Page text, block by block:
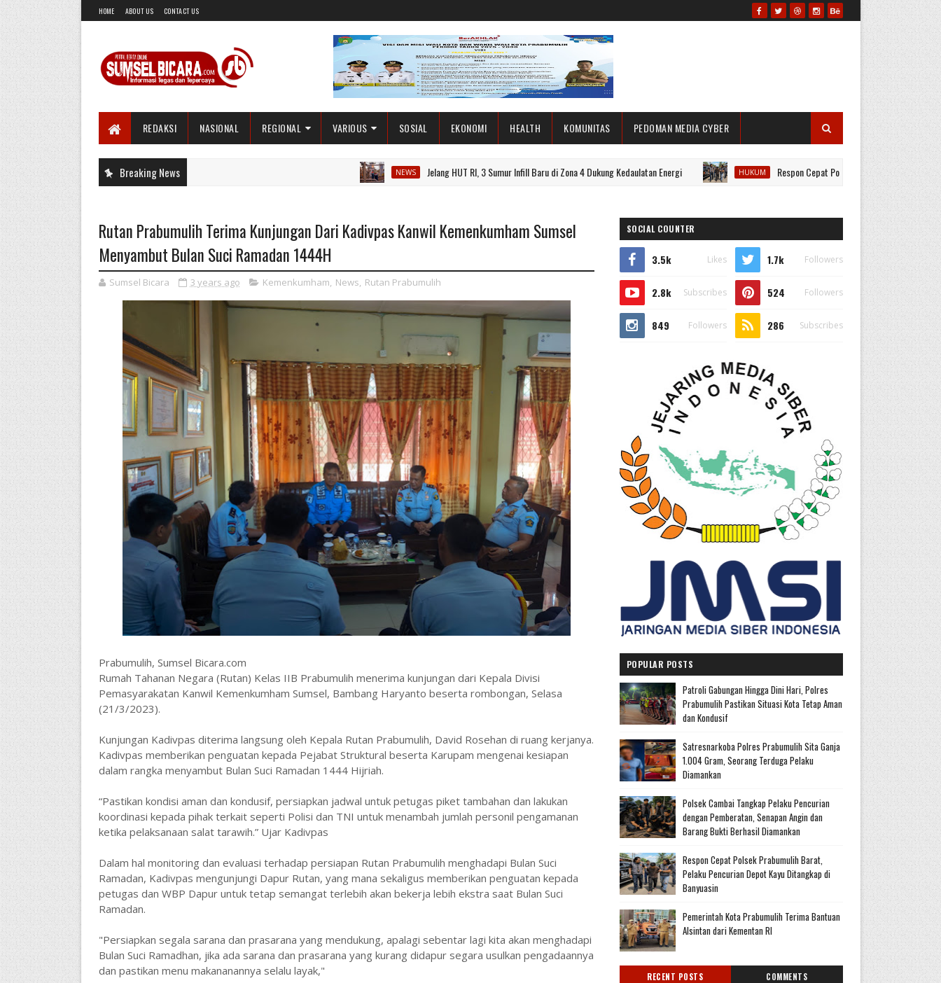
HOME ABOUT US CONTACT US
REDAKSI NASIONAL REGIONAL VARIOUS SOSIAL EKONOMI HEALTH KOMUNITAS PEDOMAN MEDIA CYBER
Breaking News NEWS Jelang HUT RI, 3 Sumur Infill Baru di Zona 4 Dukung Kedaulatan Energi HUKUM Respon Cepat Polsek Prabumulih Barat, Pelaku
Rutan Prabumulih Terima Kunjungan Dari Kadivpas Kanwil Kemenkumham Sumsel
Menyambut Bulan Suci Ramadan 1444H
Sumsel Bicara 3 years ago Kemenkumham, News, Rutan Prabumulih
Prabumulih, Sumsel Bicara.com
Rumah Tahanan Negara (Rutan) Kelas IIB Prabumulih menerima kunjungan dari Kepala Divisi
Pemasyarakatan Kanwil Kemenkumham Sumsel, Bambang Haryanto beserta rombongan, Selasa
(21/3/2023).
Kunjungan Kadivpas diterima langsung oleh Kepala Rutan Prabumulih, David Rosehan di ruang kerjanya.
Kadivpas memberikan penguatan kepada Pejabat Struktural beserta Karupam mengenai kesiapan
dalam rangka menyambut Bulan Suci Ramadan 1444 Hijriah.
“Pastikan kondisi aman dan kondusif, persiapkan jadwal untuk petugas piket tambahan dan lakukan
koordinasi kepada pihak terkait seperti Polisi dan TNI untuk menambah jumlah personil pengamanan
ketika pelaksanaan salat tarawih.” Ujar Kadivpas
Dalam hal monitoring dan evaluasi terhadap persiapan Rutan Prabumulih menghadapi Bulan Suci
Ramadan, Kadivpas mengunjungi Dapur Rutan, yang mana sekaligus memberikan penguatan kepada
petugas dan WBP Dapur untuk tetap semangat terlebih akan bekerja lebih ekstra saat Bulan Suci
Ramadan.
"Persiapkan segala sarana dan prasarana yang mendukung, apalagi sebentar lagi kita akan menghadapi
Bulan Suci Ramadhan, jika ada sarana dan prasarana yang kurang didapur segara usulkan pengadaannya
dan pastikan menu makananannya selalu layak,"
SOCIAL COUNTER
3.5k Likes 1.7k Followers
2.8k Subscribes 524 Followers
849 Followers 286 Subscribes
POPULAR POSTS
Patroli Gabungan Hingga Dini Hari, Polres
Prabumulih Pastikan Situasi Kota Tetap Aman
dan Kondusif
Satresnarkoba Polres Prabumulih Sita Ganja
1.004 Gram, Seorang Terduga Pelaku
Diamankan
Polsek Cambai Tangkap Pelaku Pencurian
dengan Pemberatan, Senapan Angin dan
Barang Bukti Berhasil Diamankan
Respon Cepat Polsek Prabumulih Barat,
Pelaku Pencurian Depot Kayu Ditangkap di
Banyuasin
Pemerintah Kota Prabumulih Terima Bantuan
Alsintan dari Kementan RI
RECENT POSTS COMMENTS